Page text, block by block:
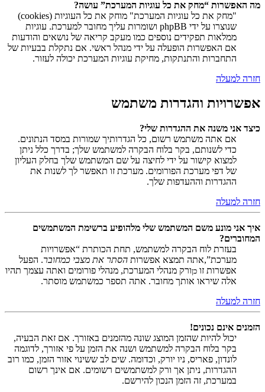
מה האפשרות “מחק את כל עוגיות המערכת” עושה?
"מחק את כל עוגיות המערכת" מוחק את כל העוגיות (cookies)
שנוצרו על ידי phpBB ושומרות עליך מחובר למערכת. עוגיות
ממלאות תפקידים נוספים כמו מעקב קריאה של נושאים והודעות
אם האפשרות הופעלה על ידי מנהל ראשי. אם נתקלת בבעיות של
התחברות והתנתקות, מחיקת עוגיות המערכת יכולה לעזור.
חזרה למעלה
אפשרויות והגדרות משתמש
כיצד אני משנה את ההגדרות שלי?
אם אתה משתמש רשום, כל הגדרותיך שמורות במסד הנתונים.
כדי לשנותם, בקר בלוח הבקרה למשתמש שלך; בדרך כלל ניתן
למצוא קישור על ידי לחיצה על שם המשתמש שלך בחלק העליון
של דפי מערכת הפורומים. מערכת זו תאפשר לך לשנות את
ההגדרות וההעדפות שלך.
חזרה למעלה
איך אני מונע משם המשתמש שלי מלהופיע ברשימת המשתמשים
המחוברים?
בעזרת לוח הבקרה למשתמש, תחת הכותרת “אפשרויות
מערכת”,אתה תמצא אפשרות הסתר את מצבי כמחובר. הפעל
אפשרות זו כןורק מנהלי המערכת, מנהלי פורומים ואתה עצמך תהיו
אלה שיראו אותך מחובר. אתה תספר כמשתמש מוסתר.
חזרה למעלה
הזמנים אינם נכונים!
יכול להיות שהזמן המוצג שונה מהזמנים באזורך. אם זאת הבעיה,
בקר בלוח הבקרה למשתמש ושנה את הזמן על פי אזורך, לדוגמה
לונדון, פאריס, ניו יורק, וכדומה. שים לב ששינוי אזור הזמן, כמו רוב
ההגדרות, ניתן אך ורק למשתמשים רשומים. אם אינך רשום
במערכת, זה הזמן הנכון להירשם.